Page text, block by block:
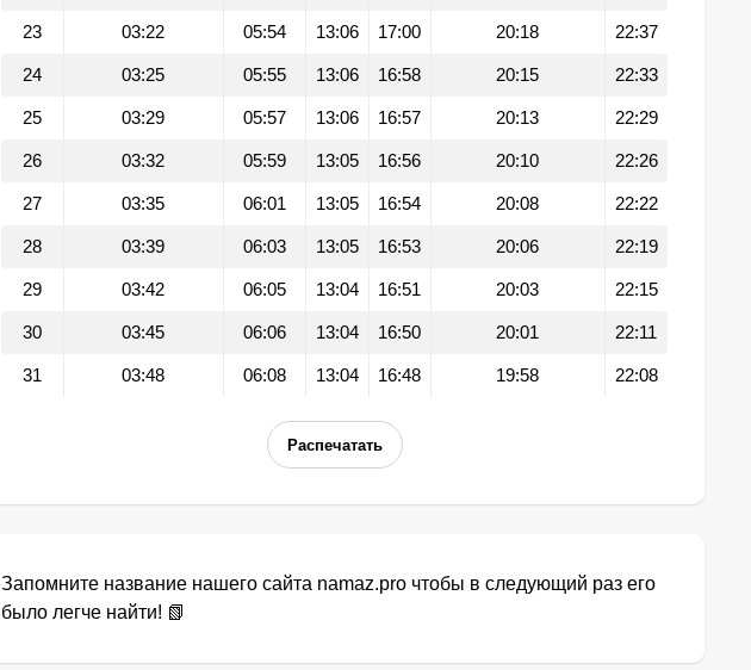
23 03:22 05:54 13:06 17:00 20:18 22:37
24 03:25 05:55 13:06 16:58 20:15 22:33
25 03:29 05:57 13:06 16:57 20:13 22:29
26 03:32 05:59 13:05 16:56 20:10 22:26
27 03:35 06:01 13:05 16:54 20:08 22:22
28 03:39 06:03 13:05 16:53 20:06 22:19
29 03:42 06:05 13:04 16:51 20:03 22:15
30 03:45 06:06 13:04 16:50 20:01 22:11
31 03:48 06:08 13:04 16:48 19:58 22:08
Распечатать
Запомните название нашего сайта namaz.pro чтобы в следующий раз его
было легче найти! 📗